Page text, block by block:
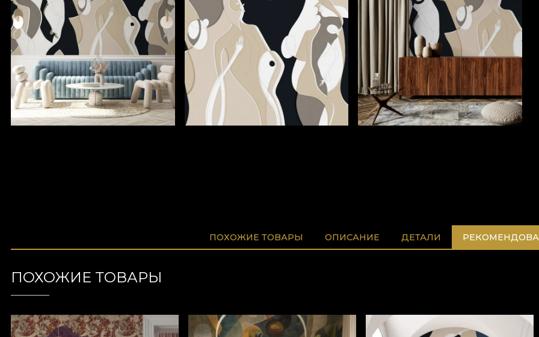
ПОХОЖИЕ ТОВАРЫ ОПИСАНИЕ ДЕТАЛИ
ПОХОЖИЕ ТОВАРЫ